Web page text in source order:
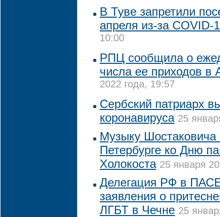
В Туве запретили
апреля из-за COVID-
10:00
РПЦ сообщила о
числа ее приходов в
2022 года, 19:57
Сербский патриарх
коронавируса 25
Музыку Шостаковича
Петербурге ко Дню
Холокоста 25 января
Делегация РФ в ПАСЕ
заявления о
ЛГБТ в Чечне 25